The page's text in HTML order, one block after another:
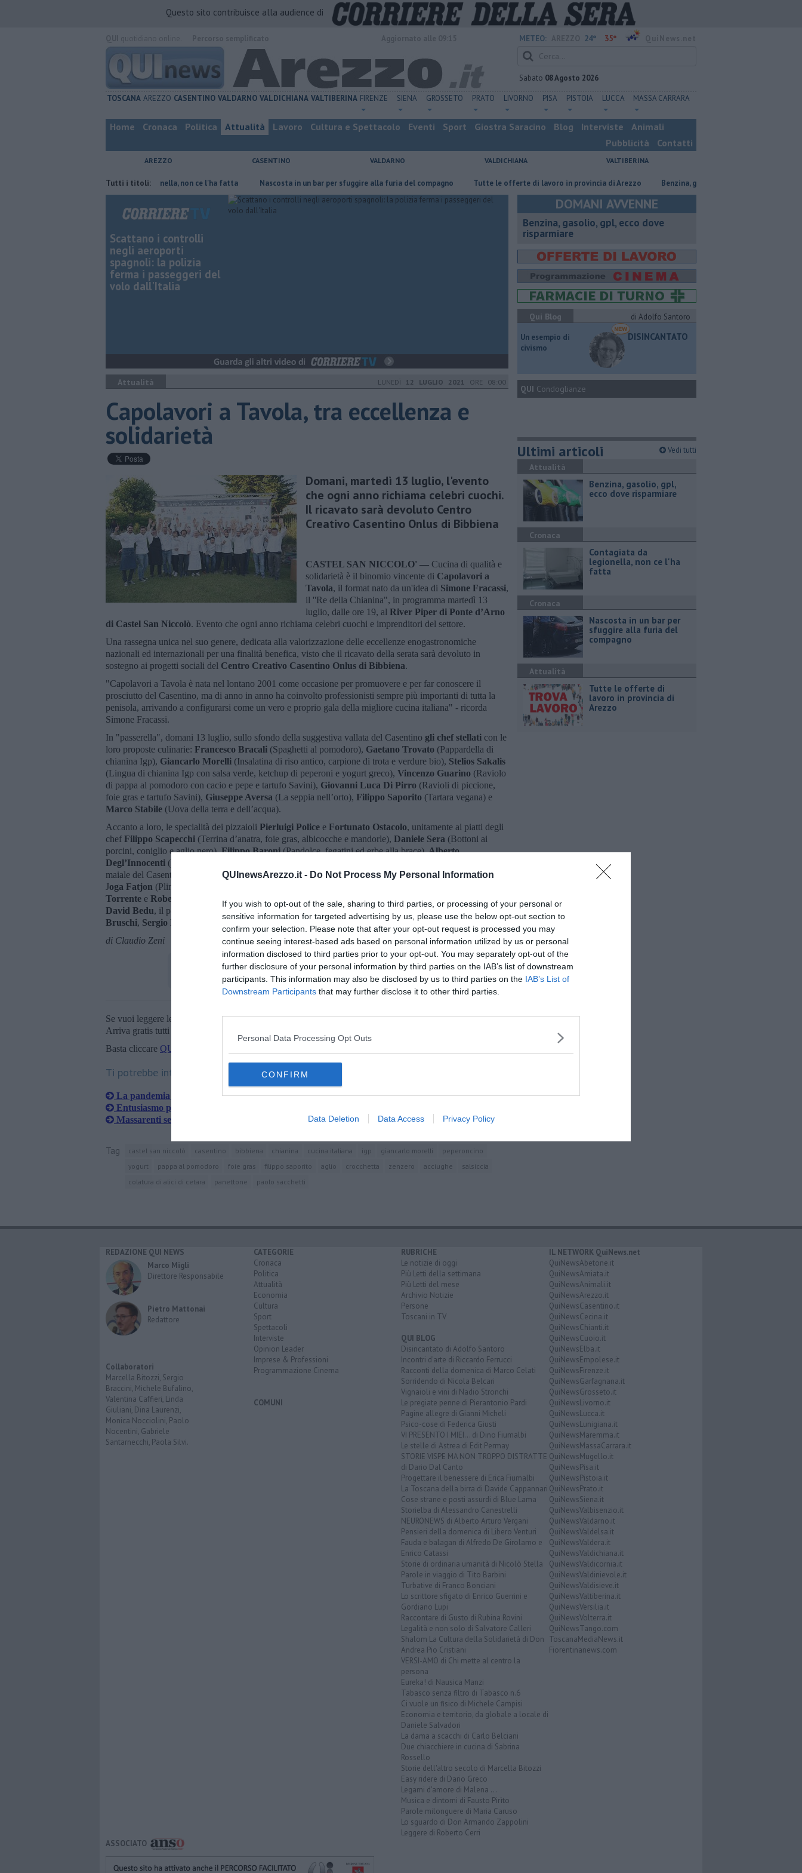
QUInewsArezzo.it - Do Not Process My Personal Information
If you wish to opt-out of the sale, sharing to third parties, or processing of your personal or
sensitive information for targeted advertising by us, please use the below opt-out section to
confirm your selection. Please note that after your opt-out request is processed you may
continue seeing interest-based ads based on personal information utilized by us or personal
information disclosed to third parties prior to your opt-out. You may separately opt-out of the
further disclosure of your personal information by third parties on the IAB’s list of downstream
participants. This information may also be disclosed by us to third parties on the IAB’s List of
Downstream Participants that may further disclose it to other third parties.
Personal Data Processing Opt Outs
CONFIRM
Data Deletion Data Access Privacy Policy
Questo sito contribuisce alla audience di
METEO: 24° 35°
Sabato 08 Agosto 2026
TOSCANA AREZZO CASENTINO VALDARNO VALDICHIANA VALTIBERINA FIRENZE SIENA GROSSETO PRATO LIVORNO PISA PISTOIA LUCCA MASSA CARRARA
Home Cronaca Politica Attualità Lavoro Cultura e Spettacolo Eventi Sport Giostra Saracino Blog Interviste
Animali
Pubblicità
Contatti
AREZZO CASENTINO VALDARNO VALDICHIANA VALTIBERINA
Tutti i titoli:
Contagiata da legionella, non ce l'ha fatta Nascosta in un bar per sfuggire alla furia del compagno ​Tutte le offerte di lavoro in provincia di Arezzo ​Benzina, gasolio, gpl, ecco dove risparmiare
Scattano i controlli
negli aeroporti
spagnoli: la polizia
ferma i passeggeri del
volo dall'Italia
Attualità LUNEDÌ 12 LUGLIO 2021 ORE 08:00
Capolavori a Tavola, tra eccellenza e
solidarietà
Domani, martedì 13 luglio, l'evento
che ogni anno richiama celebri cuochi.
Il ricavato sarà devoluto Centro
Creativo Casentino Onlus di Bibbiena
CASTEL SAN NICCOLO' — Cucina di qualità e
solidarietà è il binomio vincente di Capolavori a
Tavola, il format nato da un'idea di Simone Fracassi,
il ''Re della Chianina", in programma martedì 13
luglio, dalle ore 19, al River Piper di Ponte d’Arno
di Castel San Niccolò. Evento che ogni anno richiama celebri cuochi e imprenditori del settore.
Una rassegna unica nel suo genere, dedicata alla valorizzazione delle eccellenze enogastronomiche
nazionali ed internazionali per una finalità benefica, visto che il ricavato della serata sarà devoluto in
sostegno ai progetti sociali del Centro Creativo Casentino Onlus di Bibbiena.
"Capolavori a Tavola è nata nel lontano 2001 come occasione per promuovere e per far conoscere il
prosciutto del Casentino, ma di anno in anno ha coinvolto professionisti sempre più importanti di tutta la
penisola, arrivando a configurarsi come un vero e proprio gala della migliore cucina italiana" - ricorda
Simone Fracassi.
In "passerella", domani 13 luglio, sullo sfondo della suggestiva vallata del Casentino gli chef stellati con le
loro proposte culinarie: Francesco Bracali (Spaghetti al pomodoro), Gaetano Trovato (Pappardella di
chianina Igp), Giancarlo Morelli (Insalatina di riso antico, carpione di trota e verdure bio), Stelios Sakalis
(Lingua di chianina Igp con salsa verde, ketchup di peperoni e yogurt greco), Vincenzo Guarino (Raviolo
di pappa al pomodoro con cacio e pepe e tartufo Savini), Giovanni Luca Di Pirro (Ravioli di piccione,
foie gras e tartufo Savini), Giuseppe Aversa (La seppia nell’orto), Filippo Saporito (Tartara vegana) e
Marco Stabile (Uova della terra e dell’acqua).
Accanto a loro, le specialità dei pizzaioli Pierluigi Police e Fortunato Ostacolo, unitamente ai piatti degli
chef Filippo Scapecchi (Terrina d’anatra, foie gras, albicocche e mandorle), Daniele Sera (Bottoni ai
porcini, coniglio e aglio nero),Filippo Baroni(Pandolce, fegatini ed erbe alla brace),Alberto
Degl’Innocenti (Polpette di chianina Igp),
maiale del Casentino affumicato e marinato),Emanuele Vallini (Crocchetta di vitello, curry e zenzero),
Joga Fatjon (Plin di lingua e salsa verde),
Torrente e Roberto Panizza
che insieme faranno gli gnocchi al pesto con colatura d’alici. E poi i pani di
David Bedu, il panettone di Giuseppe Pepe , le Pesche di Prato di Paolo Sacchetti e i gelati di
Palmiro
Bruschi, Sergio Dondoli
Claudio Cavaliere.
di Claudio Zeni
Se vuoi leggere le notizie principali della Toscana iscriviti allaNewsletter QUInews - ToscanaMedia.
Arriva gratis tutti i giorni alle 20:00 direttamente nella tua casella di posta.
Basta cliccare QUI
Ti potrebbe interessare anche:
La pandemia alla Casa Pia raccontata in una mostra
Entusiasmo per il ritorno del Mercatino del Calcit
Massarenti seconda miglior Lady Chef italiana
Tag castel san niccolò casentino bibbiena chianina cucina italiana igp giancarlo morelli
peperoncino
yogurt
pappa al pomodoro foie gras filippo saporito aglio crocchetta zenzero acciughe
salsiccia
colatura di alici di cetara
panettone paolo sacchetti
DOMANI AVVENNE
​Benzina, gasolio, gpl, ecco dove
risparmiare
Qui Blog
di Adolfo Santoro
​Un esempio di
civismo
DISINCANTATO
QUI Condoglianze
Ultimi articoli Vedi tutti
Attualità
​Benzina, gasolio, gpl,
ecco dove risparmiare
Cronaca
Contagiata da
legionella, non ce l'ha
fatta
Cronaca
Nascosta in un bar per
sfuggire alla furia del
compagno
Attualità
​Tutte le offerte di
lavoro in provincia di
Arezzo
REDAZIONE QUI NEWS
Marco Migli
Direttore Responsabile
Pietro Mattonai
Redattore
Collaboratori
Marcella Bitozzi, Sergio
Braccini, Michele Bufalino,
Valentina Caffieri, Linda
Giuliani, Dina Laurenzi,
Monica Nocciolini, Paolo
Nocentini, Gabriele
Santarnecchi, Paola Silvi.
CATEGORIE
Cronaca
Politica
Attualità
Economia
Cultura
Sport
Spettacoli
Interviste
Opinion Leader
Imprese & Professioni
Programmazione Cinema
COMUNI
RUBRICHE
Le notizie di oggi
Più Letti della settimana
Più Letti del mese
Archivio Notizie
Persone
Toscani in TV
QUI BLOG
Disincantato di Adolfo Santoro
Incontri d'arte di Riccardo Ferrucci
Racconti della domenica di Marco Celati
Sorridendo di Nicola Belcari
Vignaioli e vini di Nadio Stronchi
Le pregiate penne di Pierantonio Pardi
Pagine allegre di Gianni Micheli
Psico-cose di Federica Giusti
VI PRESENTO I MIEI... di Dino Fiumalbi
Le stelle di Astrea di Edit Permay
STORIE VISPE MA NON TROPPO DISTRATTE
di Dario Dal Canto
Progettare il benessere di Erica Fiumalbi
La Toscana della birra di Davide Cappannari
Cose strane e posti assurdi di Blue Lama
Storielba di Alessandro Canestrelli
NEURONEWS di Alberto Arturo Vergani
Pensieri della domenica di Libero Venturi
Fauda e balagan di Alfredo De Girolamo e
Enrico Catassi
Storie di ordinaria umanità di Nicolò Stella
Parole in viaggio di Tito Barbini
Turbative di Franco Bonciani
Lo scrittore sfigato di Enrico Guerrini e
Gordiano Lupi
Raccontare di Gusto di Rubina Rovini
Legalità e non solo di Salvatore Calleri
Shalom La Cultura della Solidarietà di Don
Andrea Pio Cristiani
VERSI-AMO di Chi mette al centro la
persona
Eureka! di Nausica Manzi
Tabasco senza filtro di Tabasco n.6
Ci vuole un fisico di Michele Campisi
Economia e territorio, da globale a locale di
Daniele Salvadori
La dama a scacchi di Carlo Belciani
Due chiacchiere in cucina di Sabrina
Rossello
Storie dell'altro secolo di Marcella Bitozzi
Easy ridere di Dario Greco
Legami d'amore di Malena ...
Musica e dintorni di Fausto Pirìto
Parole milonguere di Maria Caruso
Lo sguardo di Don Armando Zappolini
Leggere di Roberto Cerri
IL NETWORK QuiNews.net
QuiNewsAbetone.it
QuiNewsAmiata.it
QuiNewsAnimali.it
QuiNewsArezzo.it
QuiNewsCasentino.it
QuiNewsCecina.it
QuiNewsChianti.it
QuiNewsCuoio.it
QuiNewsElba.it
QuiNewsEmpolese.it
QuiNewsFirenze.it
QuiNewsGarfagnana.it
QuiNewsGrosseto.it
QuiNewsLivorno.it
QuiNewsLucca.it
QuiNewsLunigiana.it
QuiNewsMaremma.it
QuiNewsMassaCarrara.it
QuiNewsMugello.it
QuiNewsPisa.it
QuiNewsPistoia.it
QuiNewsPrato.it
QuiNewsSiena.it
QuiNewsValbisenzio.it
QuiNewsValdarno.it
QuiNewsValdelsa.it
QuiNewsValdera.it
QuiNewsValdichiana.it
QuiNewsValdicornia.it
QuiNewsValdinievole.it
QuiNewsValdisieve.it
QuiNewsValtiberina.it
QuiNewsVersilia.it
QuiNewsVolterra.it
QuiNewsTango.com
ToscanaMediaNews.it
Fiorentinanews.com
ASSOCIATO